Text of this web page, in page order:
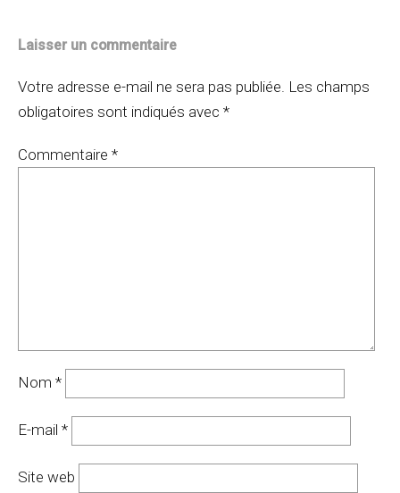
Laisser un commentaire
Votre adresse e-mail ne sera pas publiée. Les champs
obligatoires sont indiqués avec *
Commentaire *
Nom *
E-mail *
Site web